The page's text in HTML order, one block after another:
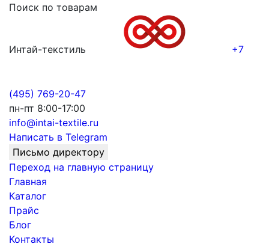
Поиск по товарам
Интай-текстиль +7
(495) 769-20-47
пн-пт 8:00-17:00
info@intai-textile.ru
Написать в Telegram
Письмо директору
Переход на главную страницу
Главная
Каталог
Прайс
Блог
Контакты